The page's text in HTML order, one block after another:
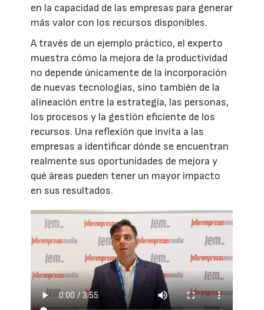
en la capacidad de las empresas para generar
más valor con los recursos disponibles.
A través de un ejemplo práctico, el experto
muestra cómo la mejora de la productividad
no depende únicamente de la incorporación
de nuevas tecnologías, sino también de la
alineación entre la estrategia, las personas,
los procesos y la gestión eficiente de los
recursos. Una reflexión que invita a las
empresas a identificar dónde se encuentran
realmente sus oportunidades de mejora y
qué áreas pueden tener un mayor impacto
en sus resultados.